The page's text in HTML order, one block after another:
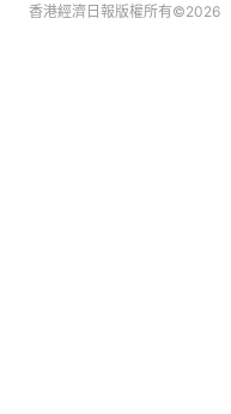
香港經濟日報版權所有©2026